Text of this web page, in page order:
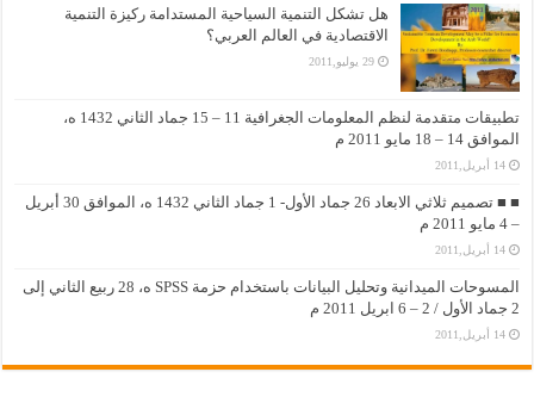
هل تشكل التنمية السياحية المستدامة ركيزة التنمية
الاقتصادية في العالم العربي؟
29 يوليو,2011
تطبيقات متقدمة لنظم المعلومات الجغرافية 11 – 15 جماد الثاني 1432 ه،
الموافق 14 – 18 مايو 2011 م
14 أبريل,2011
■ ■ تصميم ثلاثي الابعاد 26 جماد الأول- 1 جماد الثاني 1432 ه، الموافق 30 أبريل
– 4 مايو 2011 م
14 أبريل,2011
المسوحات الميدانية وتحليل البيانات باستخدام حزمة SPSS ه، 28 ربيع الثاني إلى
2 جماد الأول / 2 – 6 ابريل 2011 م
14 أبريل,2011